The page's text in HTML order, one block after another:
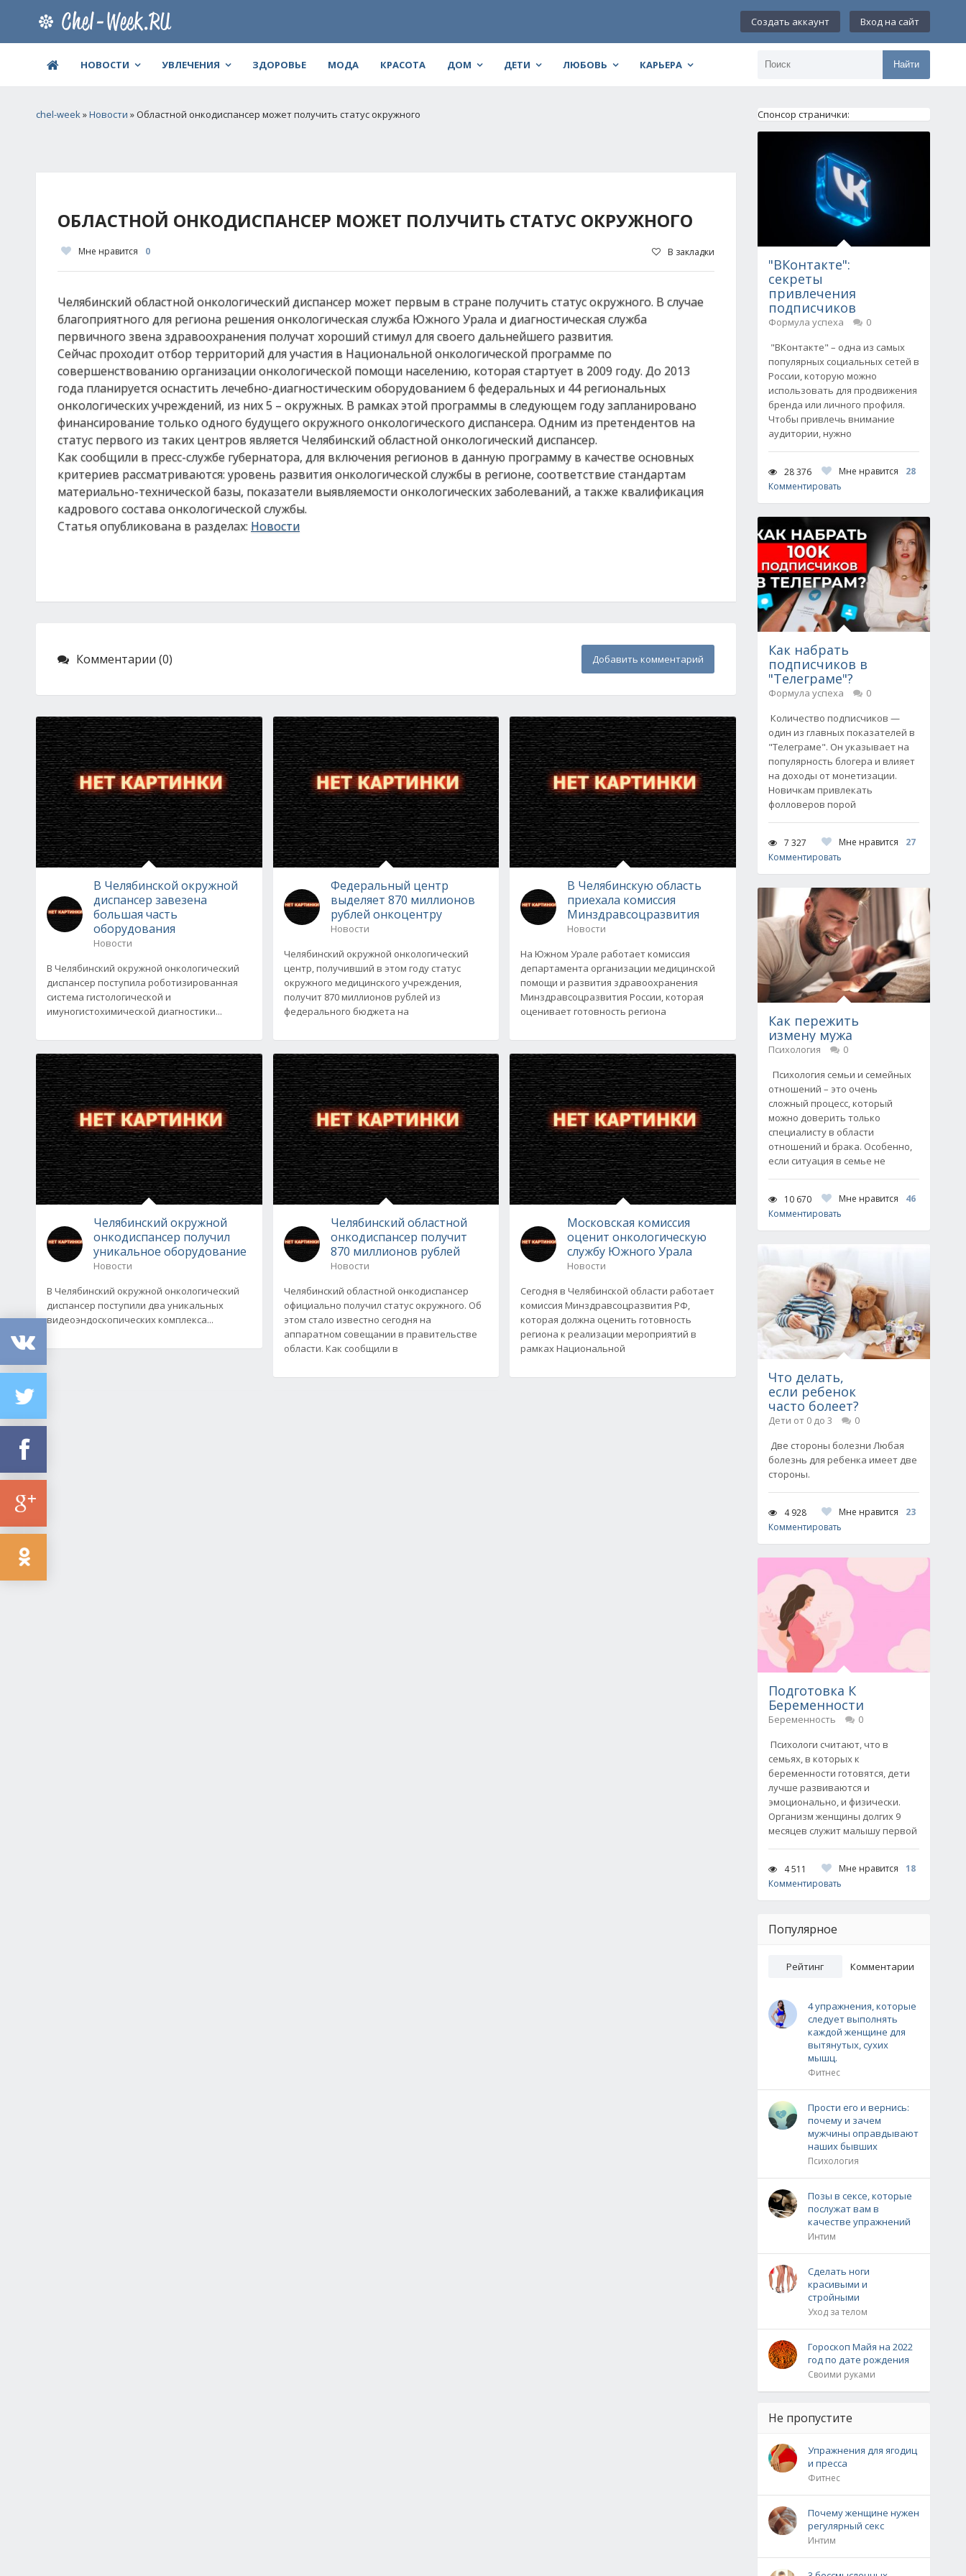
Создать аккаунт Вход на сайт
НОВОСТИ УВЛЕЧЕНИЯ ЗДОРОВЬЕ МОДА КРАСОТА ДОМ ДЕТИ ЛЮБОВЬ КАРЬЕРА Найти
chel-week»Новости » Областной онкодиспансер может получить статус окружного
ОБЛАСТНОЙ ОНКОДИСПАНСЕР МОЖЕТ ПОЛУЧИТЬ СТАТУС ОКРУЖНОГО
Мне нравится 0 В закладки
Челябинский областной онкологический диспансер может первым в стране получить статус окружного. В случае
благоприятного для региона решения онкологическая служба Южного Урала и диагностическая служба
первичного звена здравоохранения получат хороший стимул для своего дальнейшего развития.
Сейчас проходит отбор территорий для участия в Национальной онкологической программе по
совершенствованию организации онкологической помощи населению, которая стартует в 2009 году. До 2013
года планируется оснастить лечебно-диагностическим оборудованием 6 федеральных и 44 региональных
онкологических учреждений, из них 5 – окружных. В рамках этой программы в следующем году запланировано
финансирование только одного будущего окружного онкологического диспансера. Одним из претендентов на
статус первого из таких центров является Челябинский областной онкологический диспансер.
Как сообщили в пресс-службе губернатора, для включения регионов в данную программу в качестве основных
критериев рассматриваются: уровень развития онкологической службы в регионе, соответствие стандартам
материально-технической базы, показатели выявляемости онкологических заболеваний, а также квалификация
кадрового состава онкологической службы.
Статья опубликована в разделах: Новости
Комментарии (0) Добавить комментарий
В Челябинской окружной
диспансер завезена
большая часть
оборудования
Новости
В Челябинский окружной онкологический
диспансер поступила роботизированная
система гистологической и
имуногистохимической диагностики...
Челябинский окружной
онкодиспансер получил
уникальное оборудование
Новости
В Челябинский окружной онкологический
диспансер поступили два уникальных
видеоэндоскопических комплекса...
Федеральный центр
выделяет 870 миллионов
рублей онкоцентру
Новости
Челябинский окружной онкологический
центр, получивший в этом году статус
окружного медицинского учреждения,
получит 870 миллионов рублей из
федерального бюджета на
Челябинский областной
онкодиспансер получит
870 миллионов рублей
Новости
Челябинский областной онкодиспансер
официально получил статус окружного. Об
этом стало известно сегодня на
аппаратном совещании в правительстве
области. Как сообщили в
В Челябинскую область
приехала комиссия
Минздравсоцразвития
Новости
На Южном Урале работает комиссия
департамента организации медицинской
помощи и развития здравоохранения
Минздравсоцразвития России, которая
оценивает готовность региона
Московская комиссия
оценит онкологическую
службу Южного Урала
Новости
Сегодня в Челябинской области работает
комиссия Минздравсоцразвития РФ,
которая должна оценить готовность
региона к реализации мероприятий в
рамках Национальной
Спонсор странички:
"ВКонтакте":
секреты
привлечения
подписчиков
Формула успеха
0
"ВКонтакте" – одна из самых
популярных социальных сетей в
России, которую можно
использовать для продвижения
бренда или личного профиля.
Чтобы привлечь внимание
аудитории, нужно
28 376 Мне нравится
28
Комментировать
Как набрать
подписчиков в
"Телеграме"?
Формула успеха
0
Количество подписчиков —
один из главных показателей в
"Телеграме". Он указывает на
популярность блогера и влияет
на доходы от монетизации.
Новичкам привлекать
фолловеров порой
7 327 Мне нравится
27
Комментировать
Как пережить
измену мужа
Психология
0
Психология семьи и семейных
отношений – это очень
сложный процесс, который
можно доверить только
специалисту в области
отношений и брака. Особенно,
если ситуация в семье не
10 670 Мне нравится
46
Комментировать
Что делать,
если ребенок
часто болеет?
Дети от 0 до 3
0
Две стороны болезни Любая
болезнь для ребенка имеет две
стороны.
4 928 Мне нравится
23
Комментировать
Подготовка К
Беременности
Беременность
0
Психологи считают, что в
семьях, в которых к
беременности готовятся, дети
лучше развиваются и
эмоционально, и физически.
Организм женщины долгих 9
месяцев служит малышу первой
4 511 Мне нравится
18
Комментировать
Популярное
Рейтинг Комментарии
4 упражнения, которые
следует выполнять
каждой женщине для
вытянутых, сухих
мышц.
Фитнес
Прости его и вернись:
почему и зачем
мужчины оправдывают
наших бывших
Психология
Позы в сексе, которые
послужат вам в
качестве упражнений
Интим
Сделать ноги
красивыми и
стройными
Уход за телом
Гороскоп Майя на 2022
год по дате рождения
Своими руками
Не пропустите
Упражнения для ягодиц
и пресса
Фитнес
Почему женщине нужен
регулярный секс
Интим